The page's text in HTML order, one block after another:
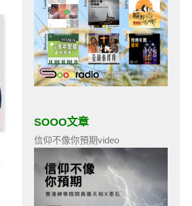
SOOO文章
信仰不像你預期video